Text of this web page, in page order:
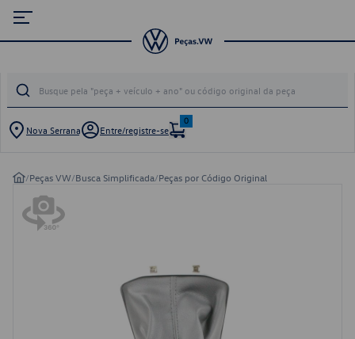
Nova Serrana Entre/registre-se
0
/Peças VW/Busca Simplificada/Peças por Código Original